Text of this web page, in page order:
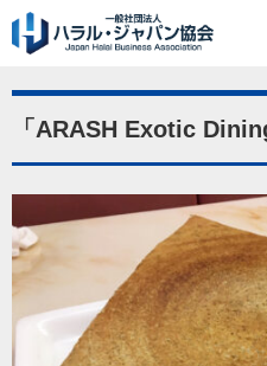
「ARASH Exotic